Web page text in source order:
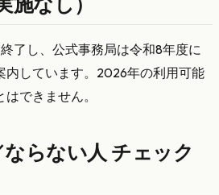
施なし）
了し、公式事務局は令和8年度に
内しています。2026年の利用可能
できません。
らない人 チェック